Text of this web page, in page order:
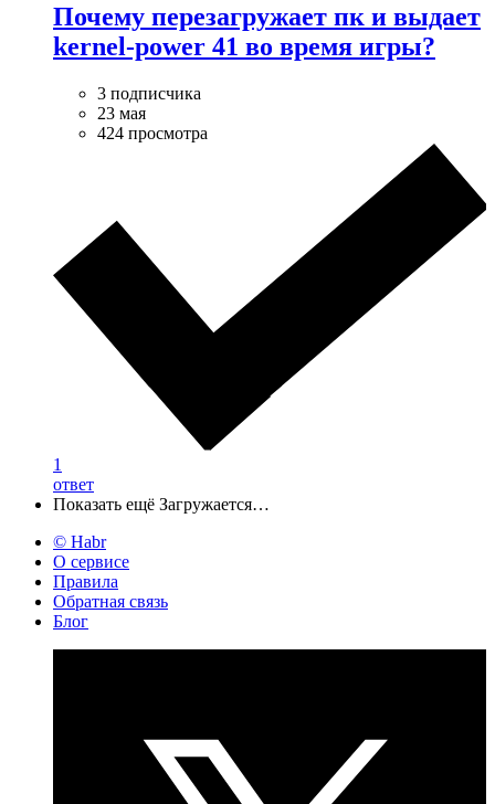
Почему перезагружает пк и выдает
kernel-power 41 во время игры?
3 подписчика
23 мая
424 просмотра
1
ответ
Показать ещё Загружается…
© Habr
О сервисе
Правила
Обратная связь
Блог